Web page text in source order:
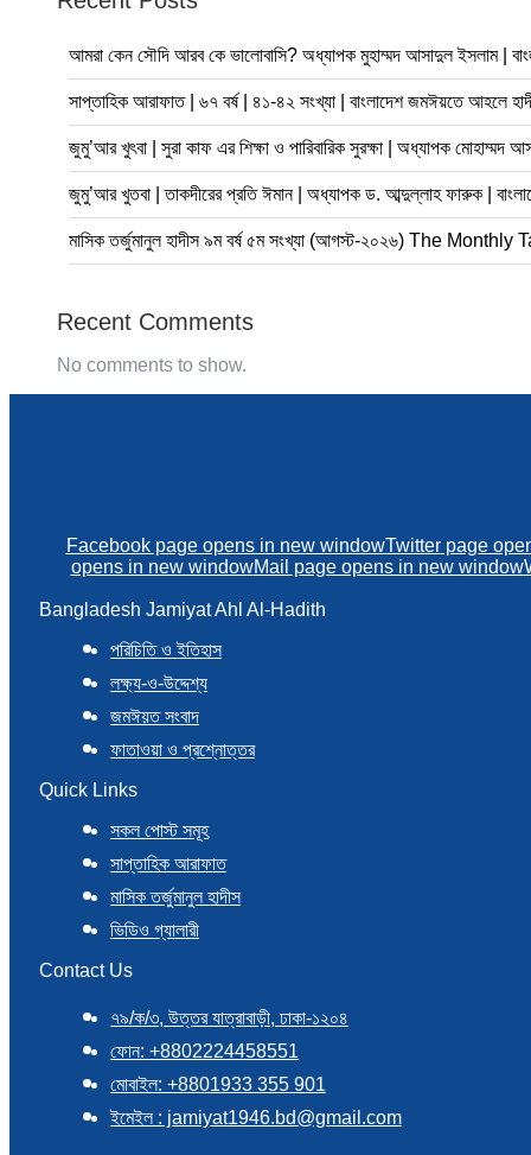
আমরা কেন সৌদি আরব কে ভালোবাসি? অধ্যাপক মুহাম্মদ আসাদুল ইসলাম |
সাপ্তাহিক আরাফাত | ৬৭ বর্ষ | ৪১-৪২ সংখ্যা | বাংলাদেশ জমঈয়তে
জুমু’আর খুৎবা | সুরা কাফ এর শিক্ষা ও পারিবারিক সুরক্ষা | অধ্যাপক
জুমু’আর খুতবা | তাকদীরের প্রতি ঈমান | অধ্যাপক ড. আব্দুল্লাহ ফারুক |
মাসিক তর্জুমানুল হাদীস ৯ম বর্ষ ৫ম সংখ্যা (আগস্ট-২০২৬) The
Recent Comments
No comments to show.
Facebook page opens in new windowTwitter page
opens in new windowMail page opens in new window
Bangladesh Jamiyat Ahl Al-Hadith
পরিচিতি ও ইতিহাস
লক্ষ্য-ও-উদ্দেশ্য
জমঈয়ত সংবাদ
ফাতাওয়া ও প্রশ্নোত্তর
Quick Links
সকল পোস্ট সমূহ
সাপ্তাহিক আরাফাত
মাসিক তর্জুমানুল হাদীস
ভিডিও গ্যালারী
Contact Us
৭৯/ক/৩, উত্তর যাত্রাবাড়ী, ঢাকা-১২০৪
ফোন: +8802224458551
মোবাইল: +8801933 355 901
ইমেইল : jamiyat1946.bd@gmail.com